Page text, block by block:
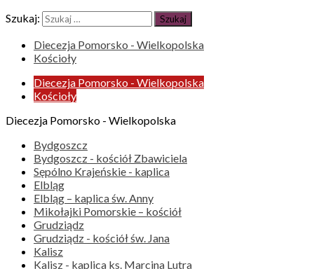
Szukaj:
Diecezja Pomorsko - Wielkopolska
Kościoły
Diecezja Pomorsko - Wielkopolska
Kościoły
Diecezja Pomorsko - Wielkopolska
Bydgoszcz
Bydgoszcz - kościół Zbawiciela
Sępólno Krajeńskie - kaplica
Elbląg
Elbląg – kaplica św. Anny
Mikołajki Pomorskie – kościół
Grudziądz
Grudziądz - kościół św. Jana
Kalisz
Kalisz - kaplica ks. Marcina Lutra